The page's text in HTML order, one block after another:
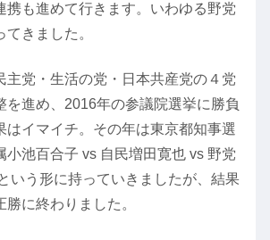
携も進めて行きます。いわゆる野党
きました。
党・生活の党・日本共産党の４党
を進め、2016年の参議院選挙に勝負
はイマイチ。その年は東京都知事選
小池百合子 vs 自民増田寛也 vs 野党
いう形に持っていきましたが、結果
に終わりました。